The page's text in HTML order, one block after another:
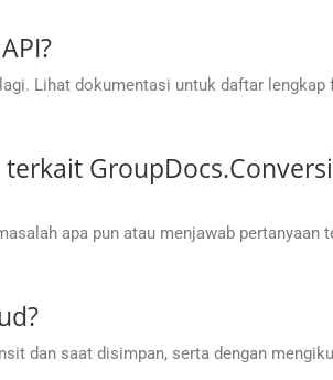
Lihat dokumentasi untuk daftar lengkap
apa pun atau menjawab pertanyaan
dan saat disimpan, serta dengan